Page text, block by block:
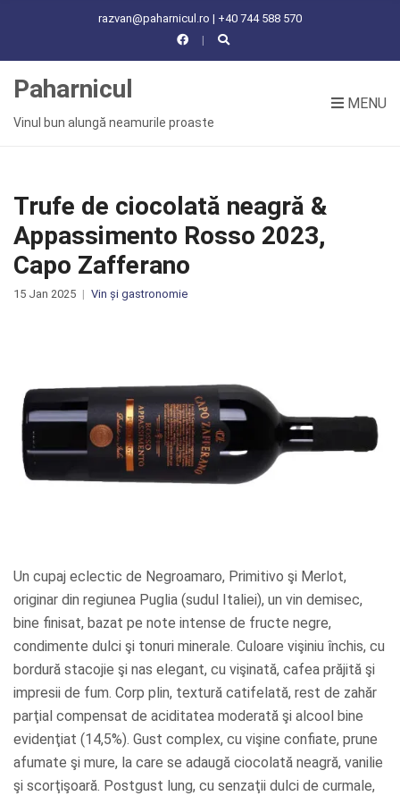
razvan@paharnicul.ro | +40 744 588 570
R
Paharnicul
Vinul bun alungă neamurile proaste
MENU
Trufe de ciocolată neagră &
Appassimento Rosso 2023,
Capo Zafferano
15 Jan 2025 Vin și gastronomie
Un cupaj eclectic de Negroamaro, Primitivo şi Merlot,
originar din regiunea Puglia (sudul Italiei), un vin demisec,
bine finisat, bazat pe note intense de fructe negre,
condimente dulci şi tonuri minerale. Culoare vişiniu închis, cu
bordură stacojie şi nas elegant, cu vişinată, cafea prăjită şi
impresii de fum. Corp plin, textură catifelată, rest de zahăr
parţial compensat de aciditatea moderată şi alcool bine
evidenţiat (14,5%). Gust complex, cu vişine confiate, prune
afumate şi mure, la care se adaugă ciocolată neagră, vanilie
şi scorţişoară. Postgust lung, cu senzaţii dulci de curmale,